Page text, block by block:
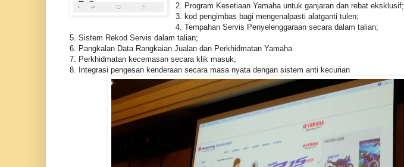
2. Program Kesetiaan Yamaha untuk ganjaran dan rebat eksklusif;
3. kod pengimbas bagi mengenalpasti alatganti tulen;
4. Tempahan Servis Penyelenggaraan secara dalam talian;
5. Sistem Rekod Servis dalam talian;
6. Pangkalan Data Rangkaian Jualan dan Perkhidmatan Yamaha
7. Perkhidmatan kecemasan secara klik masuk;
8. Integrasi pengesan kenderaan secara masa nyata dengan sistem anti kecurian